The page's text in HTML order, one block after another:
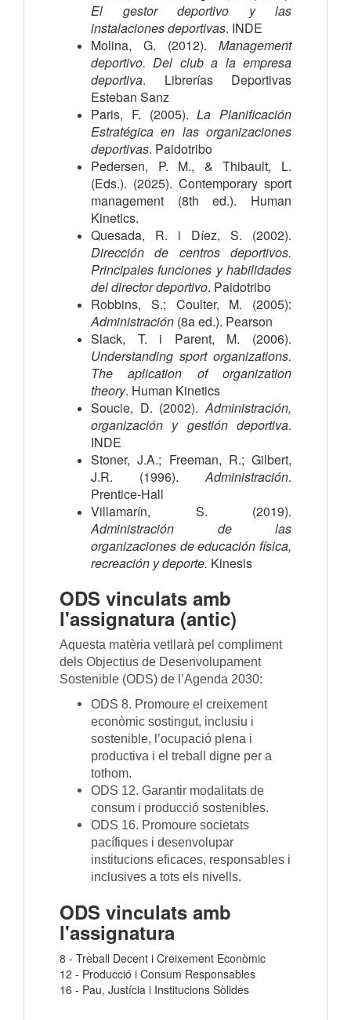
El gestor deportivo y las
instalaciones deportivas. INDE
Molina, G. (2012). Management
deportivo. Del club a la empresa
deportiva. Librerías Deportivas
Esteban Sanz
Paris, F. (2005). La Planificación
Estratégica en las organizaciones
deportivas. Paidotribo
Pedersen, P. M., & Thibault, L.
(Eds.). (2025). Contemporary sport
management (8th ed.). Human
Kinetics.
Dirección de centros deportivos.
Principales funciones y habilidades
del director deportivo. Paidotribo
Administración (8a ed.). Pearson
Understanding sport organizations.
The aplication of organization
theory. Human Kinetics
Soucie, D. (2002). Administración,
organización y gestión deportiva.
INDE
Stoner, J.A.; Freeman, R.; Gilbert,
J.R. (1996). Administración.
Prentice-Hall
Administración de las
organizaciones de educación física,
recreación y deporte. Kinesis
ODS vinculats amb
l'assignatura (antic)
Aquesta matèria vetllarà pel compliment
dels Objectius de Desenvolupament
Sostenible (ODS) de l’Agenda 2030:
ODS 8. Promoure el creixement
econòmic sostingut, inclusiu i
sostenible, l’ocupació plena i
productiva i el treball digne per a
tothom.
ODS 12. Garantir modalitats de
consum i producció sostenibles.
ODS 16. Promoure societats
pacífiques i desenvolupar
institucions eficaces, responsables i
inclusives a tots els nivells.
ODS vinculats amb
l'assignatura
8 - Treball Decent i Creixement Econòmic
12 - Producció i Consum Responsables
16 - Pau, Justícia i Institucions Sòlides